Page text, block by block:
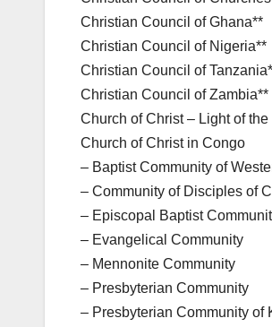
Christian Council of Ghana**
Christian Council of Nigeria**
Christian Council of
Christian Council of Zambia**
Church of Christ – Light of
Church of Christ in Congo
– Baptist Community of
– Community of Disciples of
– Episcopal Baptist
– Evangelical Community
– Mennonite Community
– Presbyterian Community
– Presbyterian Community of